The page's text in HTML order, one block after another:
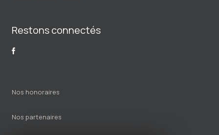
Restons connectés
Nos honoraires
Nos partenaires